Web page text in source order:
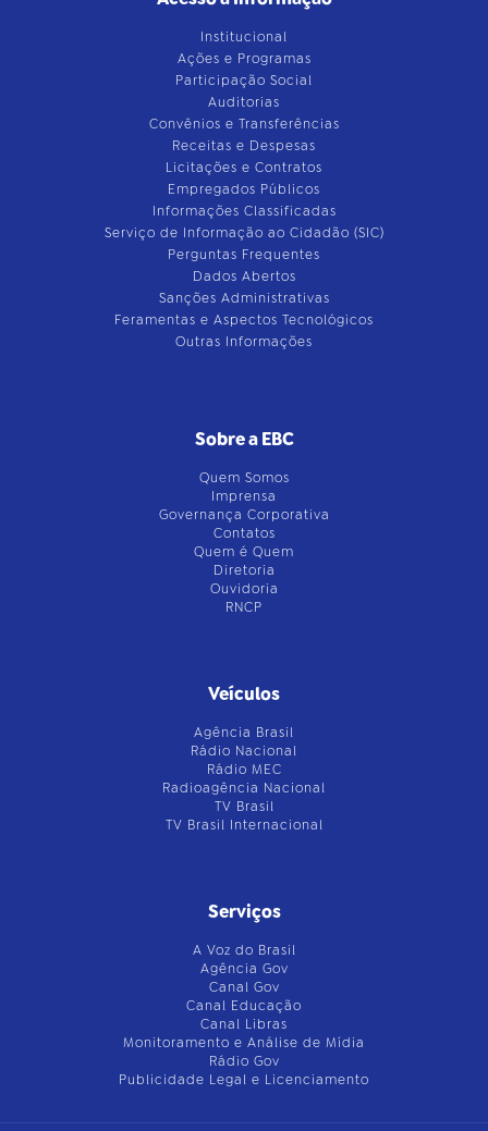
Institucional
Ações e Programas
Participação Social
Auditorias
Convênios e Transferências
Receitas e Despesas
Licitações e Contratos
Empregados Públicos
Informações Classificadas
Serviço de Informação ao Cidadão (SIC)
Perguntas Frequentes
Dados Abertos
Sanções Administrativas
Feramentas e Aspectos Tecnológicos
Outras Informações
Sobre a EBC
Quem Somos
Imprensa
Governança Corporativa
Contatos
Quem é Quem
Diretoria
Ouvidoria
RNCP
Veículos
Agência Brasil
Rádio Nacional
Rádio MEC
Radioagência Nacional
TV Brasil
TV Brasil Internacional
Serviços
A Voz do Brasil
Agência Gov
Canal Gov
Canal Educação
Canal Libras
Monitoramento e Análise de Mídia
Rádio Gov
Publicidade Legal e Licenciamento